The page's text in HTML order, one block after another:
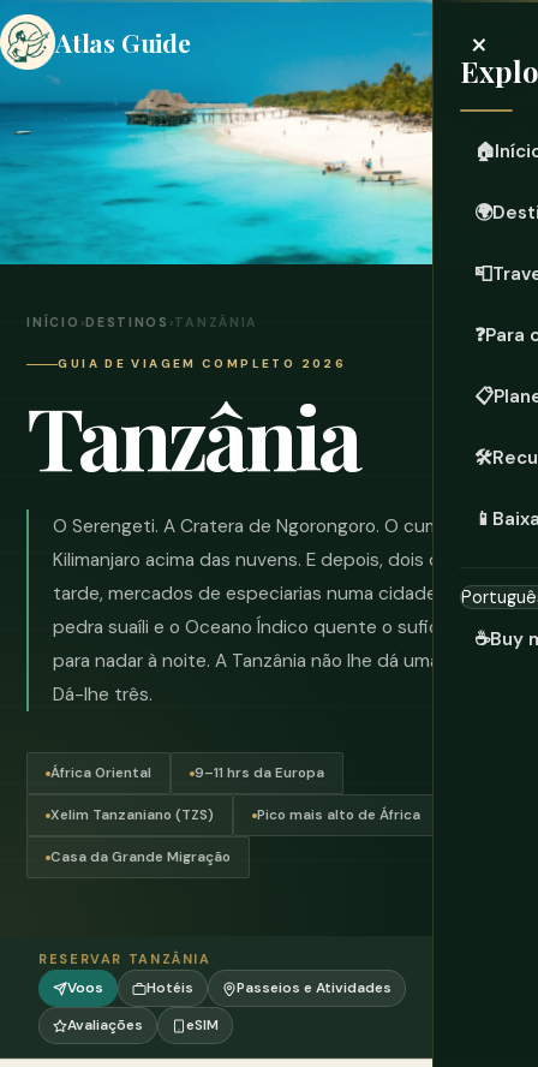
Atlas Guide ×
🏠
🌍
📮
❓Para
📋
🛠️
📱
☕Buy
INÍCIO ›DESTINOS ›TANZÂNIA
GUIA DE VIAGEM COMPLETO 2026
Tanzânia
O Serengeti. A Cratera de Ngorongoro. O cume do
Kilimanjaro acima das nuvens. E depois, dois dias mais
tarde, mercados de especiarias numa cidade de
pedra suaíli e o Oceano Índico quente o suficiente
para nadar à noite. A Tanzânia não lhe dá uma viagem.
Dá-lhe três.
África Oriental 9–11 hrs da Europa
Xelim Tanzaniano (TZS) Pico mais alto de África
Casa da Grande Migração
RESERVAR TANZÂNIA
Voos Hotéis
Passeios e Atividades
Avaliações
eSIM